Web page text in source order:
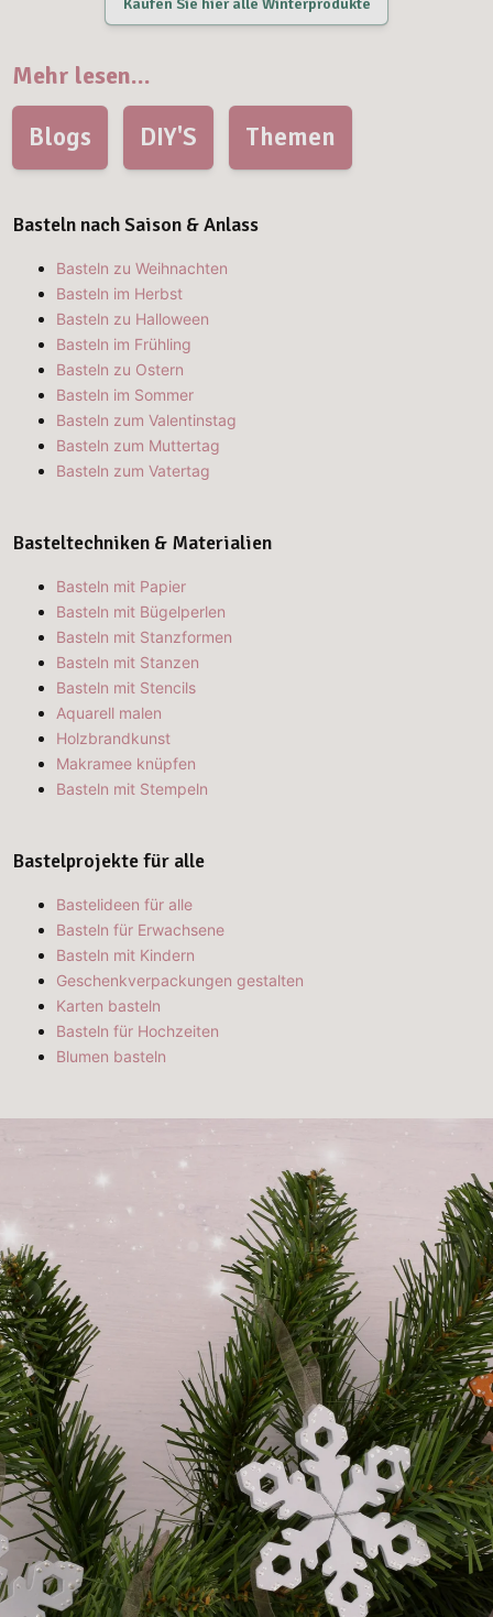
Kaufen Sie hier alle Winterprodukte
Mehr lesen...
Blogs DIY'S Themen
Basteln nach Saison & Anlass
Basteln zu Weihnachten
Basteln im Herbst
Basteln zu Halloween
Basteln im Frühling
Basteln zu Ostern
Basteln im Sommer
Basteln zum Valentinstag
Basteln zum Muttertag
Basteln zum Vatertag
Basteltechniken & Materialien
Basteln mit Papier
Basteln mit Bügelperlen
Basteln mit Stanzformen
Basteln mit Stanzen
Basteln mit Stencils
Aquarell malen
Holzbrandkunst
Makramee knüpfen
Basteln mit Stempeln
Bastelprojekte für alle
Bastelideen für alle
Basteln für Erwachsene
Basteln mit Kindern
Geschenkverpackungen gestalten
Karten basteln
Basteln für Hochzeiten
Blumen basteln